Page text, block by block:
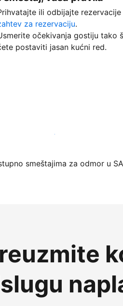
ili odbijajte rezervacije
za rezervaciju.
očekivanja gostiju tako
postaviti jasan kućni red.
svoj objekat već danas
smeštajima za odmor u